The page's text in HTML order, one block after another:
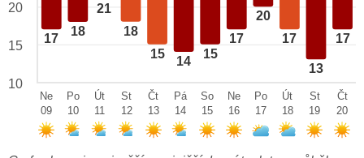
17
18
21
18
15
14
15
17
20
17
13
17
20
15
10
Ne
09
Po
10
Út
11
St
12
Čt
13
Pá
14
So
15
Ne
16
Po
17
Út
18
St
19
Čt
20